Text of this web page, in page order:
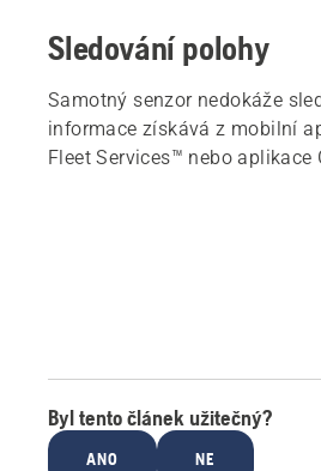
Sledování polohy
Samotný senzor nedokáže
informace získává z mobilní
Fleet Services™ nebo aplikace
Byl tento článek užitečný?
ANO NE